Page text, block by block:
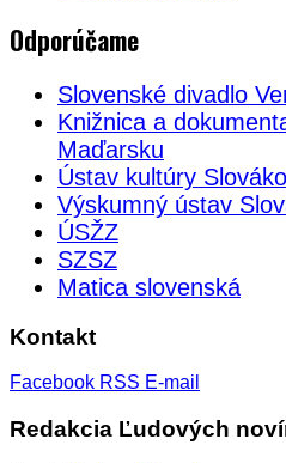
Odporúčame
Slovenské divadlo
Knižnica a
Maďarsku
Ústav kultúry
Výskumný ústav
ÚSŽZ
SZSZ
Matica slovenská
Kontakt
Facebook RSS E-mail
Redakcia Ľudových